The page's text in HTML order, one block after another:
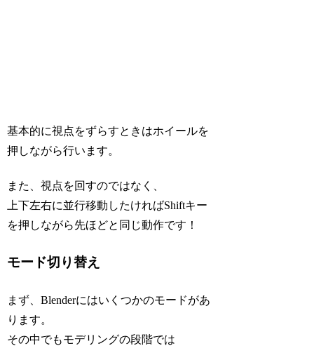
基本的に視点をずらすときはホイールを
押しながら行います。
また、視点を回すのではなく、
上下左右に並行移動したければShiftキー
を押しながら先ほどと同じ動作です！
モード切り替え
まず、Blenderにはいくつかのモードがあ
ります。
その中でもモデリングの段階では